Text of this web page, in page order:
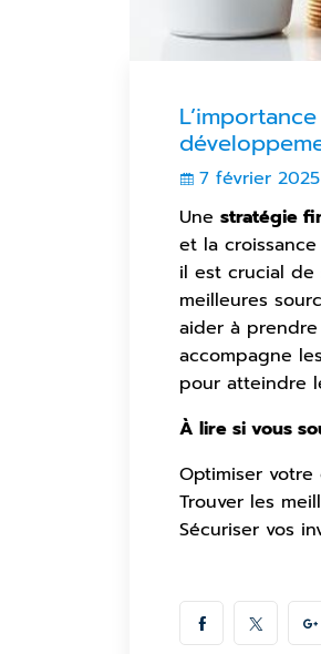
7 février 2025
Une stratégie
et la
il est crucial
meilleures
aider à prendre
accompagne
pour atteindre
À lire si vous
Optimiser
Trouver les
Sécuriser vos